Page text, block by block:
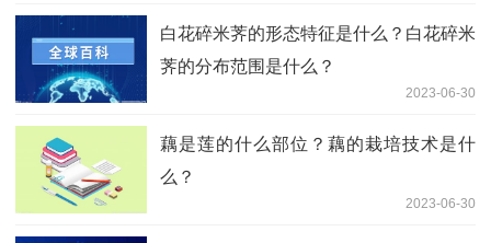
白花碎米荠的形态特征是什么？白花碎米
荠的分布范围是什么？
2023-06-30
藕是莲的什么部位？藕的栽培技术是什
么？
2023-06-30